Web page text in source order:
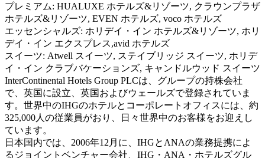
プレミアム: HUALUXE ホテルズ&リゾーツ, クラウンプラザ
ホテルズ&リゾーツ, EVEN ホテルズ, voco ホテルズ
エッセンシャルズ: ホリデイ・イン ホテルズ&リゾーツ, ホリ
デイ・イン エクスプレス,avid ホテルズ
スイーツ: Atwell スイーツ, ステイブリッジ スイーツ, ホリデ
イ・イン クラブバケーションズ, キャンドルウッド スイーツ
InterContinental Hotels Group PLCは、グループの持株会社
で、英国に設立、英国およびウェールズで登録されていま
す。世界中のIHGのホテルとコーポレートオフィスには、約
325,000人の従業員がおり、日々世界中のお客様をお迎えし
ています。
日本国内では、2006年12月に、IHGとANAの業務提携によ
るジョイントベンチャー会社、IHG・ANA・ホテルズグル